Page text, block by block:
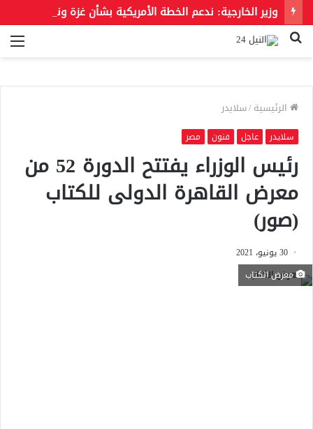
بحث
الرئيسية/سلايدر
سلايدر عاجل فنون مصر
رئيس الوزراء يفتتح الدورة 52 من
معرض القاهرة الدولى للكتاب
(صور)
30 يونيو، 2021
معرض الكتاب